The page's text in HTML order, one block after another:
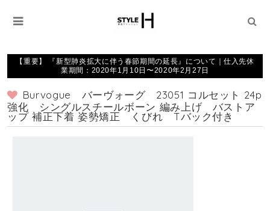
【重要】 『新型肺炎拡大に伴う春節期間の延長』について｜仕入先休
業期間：2020年1月10日〜2020年2月27日
Burvogue バーヴォーグ 23051 コルセット 24p
強化 シングルスチールボーン 編み上げ バストア
ップ 補正下着 姿勢矯正 くびれ Tバック付き